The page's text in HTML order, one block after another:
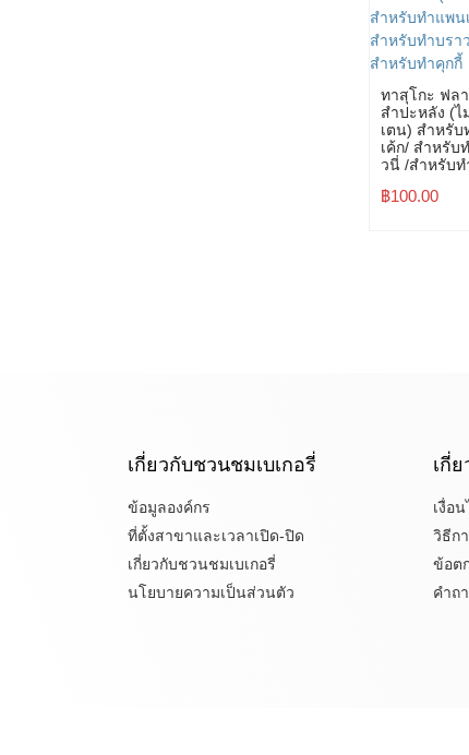
ทาสุโกะ ฟล
สำปะหลัง (ไ
เตน) สำหรั
เค้ก/ สำหรับ
วนี่ /สำหรับท
฿100.00
เกี่ยวกับชวนชมเบเกอรี่
ข้อมูลองค์กร
ที่ตั้งสาขาและเวลาเปิด-ปิด
เกี่ยวกับชวนชมเบเกอรี่
นโยบายความเป็นส่วนตัว
เกี่
เงื่อ
วิธีก
ข้อต
คำถ